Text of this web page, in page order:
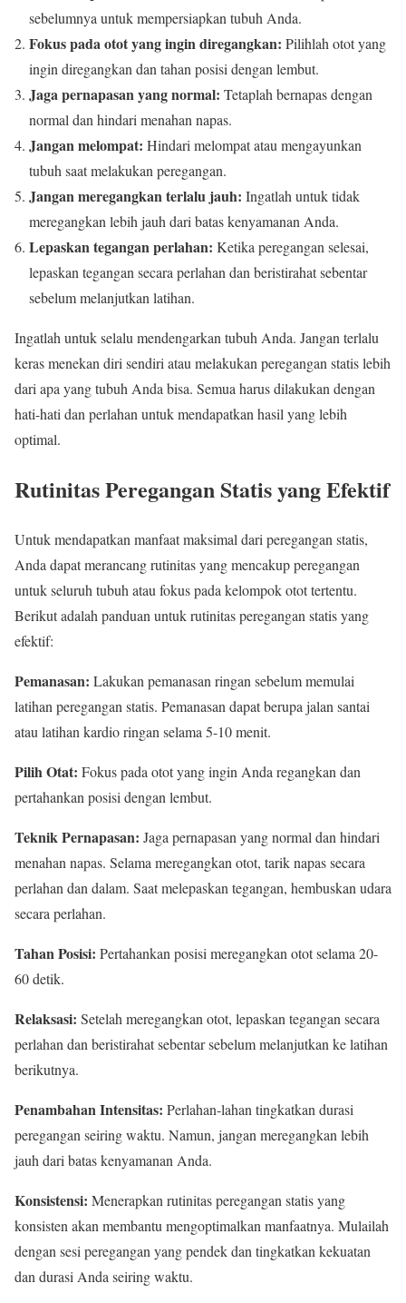
sebelumnya untuk mempersiapkan tubuh Anda.
Fokus pada otot yang ingin diregangkan: Pilihlah otot yang
ingin diregangkan dan tahan posisi dengan lembut.
Jaga pernapasan yang normal: Tetaplah bernapas dengan
normal dan hindari menahan napas.
Jangan melompat: Hindari melompat atau mengayunkan
tubuh saat melakukan peregangan.
Jangan meregangkan terlalu jauh: Ingatlah untuk tidak
meregangkan lebih jauh dari batas kenyamanan Anda.
Lepaskan tegangan perlahan: Ketika peregangan selesai,
lepaskan tegangan secara perlahan dan beristirahat sebentar
sebelum melanjutkan latihan.
Ingatlah untuk selalu mendengarkan tubuh Anda. Jangan terlalu
keras menekan diri sendiri atau melakukan peregangan statis lebih
dari apa yang tubuh Anda bisa. Semua harus dilakukan dengan
hati-hati dan perlahan untuk mendapatkan hasil yang lebih
optimal.
Rutinitas Peregangan Statis yang Efektif
Untuk mendapatkan manfaat maksimal dari peregangan statis,
Anda dapat merancang rutinitas yang mencakup peregangan
untuk seluruh tubuh atau fokus pada kelompok otot tertentu.
Berikut adalah panduan untuk rutinitas peregangan statis yang
efektif:
Pemanasan: Lakukan pemanasan ringan sebelum memulai
latihan peregangan statis. Pemanasan dapat berupa jalan santai
atau latihan kardio ringan selama 5-10 menit.
Pilih Otat: Fokus pada otot yang ingin Anda regangkan dan
pertahankan posisi dengan lembut.
Teknik Pernapasan: Jaga pernapasan yang normal dan hindari
menahan napas. Selama meregangkan otot, tarik napas secara
perlahan dan dalam. Saat melepaskan tegangan, hembuskan udara
secara perlahan.
Tahan Posisi: Pertahankan posisi meregangkan otot selama 20-
60 detik.
Relaksasi: Setelah meregangkan otot, lepaskan tegangan secara
perlahan dan beristirahat sebentar sebelum melanjutkan ke latihan
berikutnya.
Penambahan Intensitas: Perlahan-lahan tingkatkan durasi
peregangan seiring waktu. Namun, jangan meregangkan lebih
jauh dari batas kenyamanan Anda.
Konsistensi: Menerapkan rutinitas peregangan statis yang
konsisten akan membantu mengoptimalkan manfaatnya. Mulailah
dengan sesi peregangan yang pendek dan tingkatkan kekuatan
dan durasi Anda seiring waktu.